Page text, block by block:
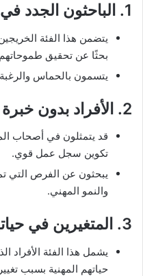
1.
الباحثون الجدد
يتضمن هذا الفئة
بحثًا عن تحقيق طموحاتهم
يتسمون بالحماس والرغبة
2. الأفراد بدون
قد يتمثلون في أصحاب
تكوين سجل عمل قوي.
يبحثون عن الفرص التي
والنمو المهني.
3. المتغيرين في
يشمل هذا الفئة
حياتهم المهنية بسبب